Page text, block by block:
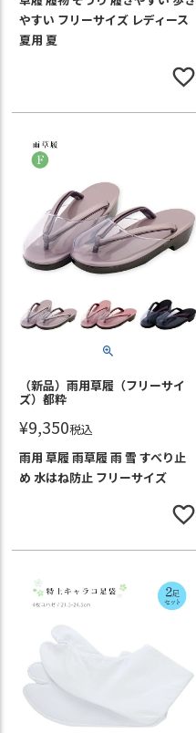
やすい フリーサイズ レディース
夏用 夏
（新品）雨用草履（フリーサイ
ズ）都粋
¥9,350税込
雨用 草履 雨草履 雨 雪 すべり止
め 水はね防止 フリーサイズ